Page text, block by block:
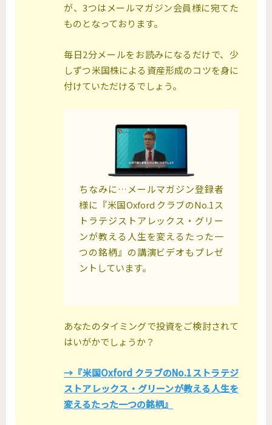
が、3つはメールマガジン会員様に宛てた
ものとなっております。
毎日2分メールをお読みになるだけで、少
しずつ米国株による資産形成のコツを身に
付けていただけるでしょう。
ちなみに…メールマガジン登録者
様に『米国Oxford クラブのNo.1ス
トラテジストアレックス・グリー
ンが教える人生を変えるたった一
つの銘柄』の講演ビデオもプレゼ
ントしています。
あなたのタイミングで投資をご検討されて
はいがかでしょうか？
→『米国Oxford クラブのNo.1ストラテジ
ストアレックス・グリーンが教える人生を
変えるたった一つの銘柄』